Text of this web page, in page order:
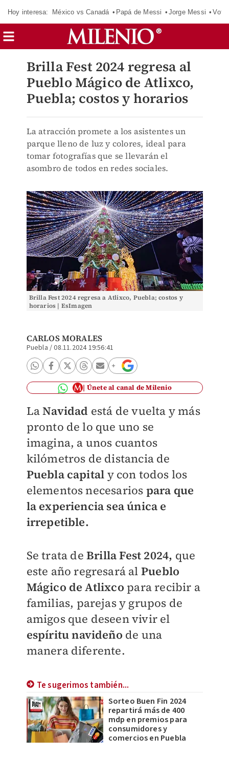
Hoy interesa: México vs Canadá Papá de Messi Jorge Messi
Brilla Fest 2024 regresa al
Pueblo Mágico de Atlixco,
Puebla; costos y horarios
La atracción promete a los asistentes un
parque lleno de luz y colores, ideal para
tomar fotografías que se llevarán el
asombro de todos en redes sociales.
Brilla Fest 2024 regresa a Atlixco, Puebla; costos y
horarios | EsImagen
CARLOS MORALES
Puebla /08.11.2024 19:56:41
Únete al canal de Milenio
LaNavidad está de vuelta y más
pronto de lo que uno se
imagina, a unos cuantos
kilómetros de distancia de
Puebla capital y con todos los
elementos necesarios para que
la experiencia sea única e
irrepetible.
Se trata de Brilla Fest 2024, que
este año regresará al Pueblo
Mágico de Atlixco para recibir a
familias, parejas y grupos de
amigos que deseen vivir el
espíritu navideño de una
manera diferente.
Te sugerimos también...
Sorteo Buen Fin 2024
repartirá más de 400
mdp en premios para
consumidores y
comercios en Puebla